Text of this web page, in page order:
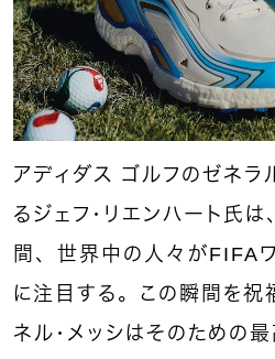
アディダス ゴルフのゼネラ
るジェフ・リエンハート氏
間、世界中の人々がFIFA
に注目する。この瞬間を祝
ネル・メッシはそのための